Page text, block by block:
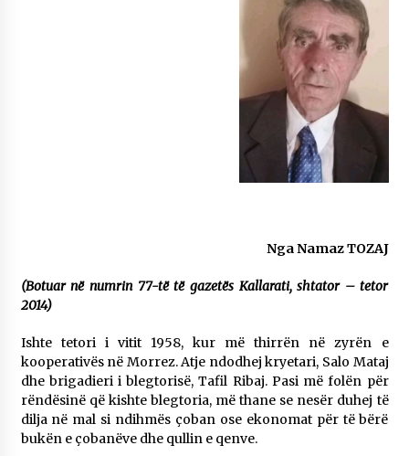
Vexhi Buharaja për Heroin e Popullit, Mumin
04/10/2025
RINDËRTIMIN E VENDIT – NGA ÇIZE XHAFERAJ
22/09/2025
– ËNGJËLL HASIMAJ – “KUJTIMET E MIA PËR
KALLARATIN SI MËSUES I MATEMATIKËS, POR
EDHE SI NJË BANOR I PËRKOHSHËM I TIJ”
12/09/2025
Nga Namaz TOZAJ
(Botuar në numrin 77-të të gazetës Kallarati, shtator – tetor
2014)
Ishte tetori i vitit 1958, kur më thirrën në zyrën e
kooperativës në Morrez. Atje ndodhej kryetari, Salo Mataj
dhe brigadieri i blegtorisë, Tafil Ribaj. Pasi më folën për
rëndësinë që kishte blegtoria, më thane se nesër duhej të
dilja në mal si ndihmës çoban ose ekonomat për të bërë
bukën e çobanëve dhe qullin e qenve.